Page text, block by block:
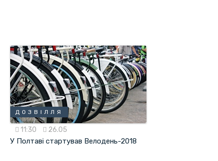
ДОЗВІЛЛЯ
11:30 26.05
У Полтаві стартував Велодень-2018